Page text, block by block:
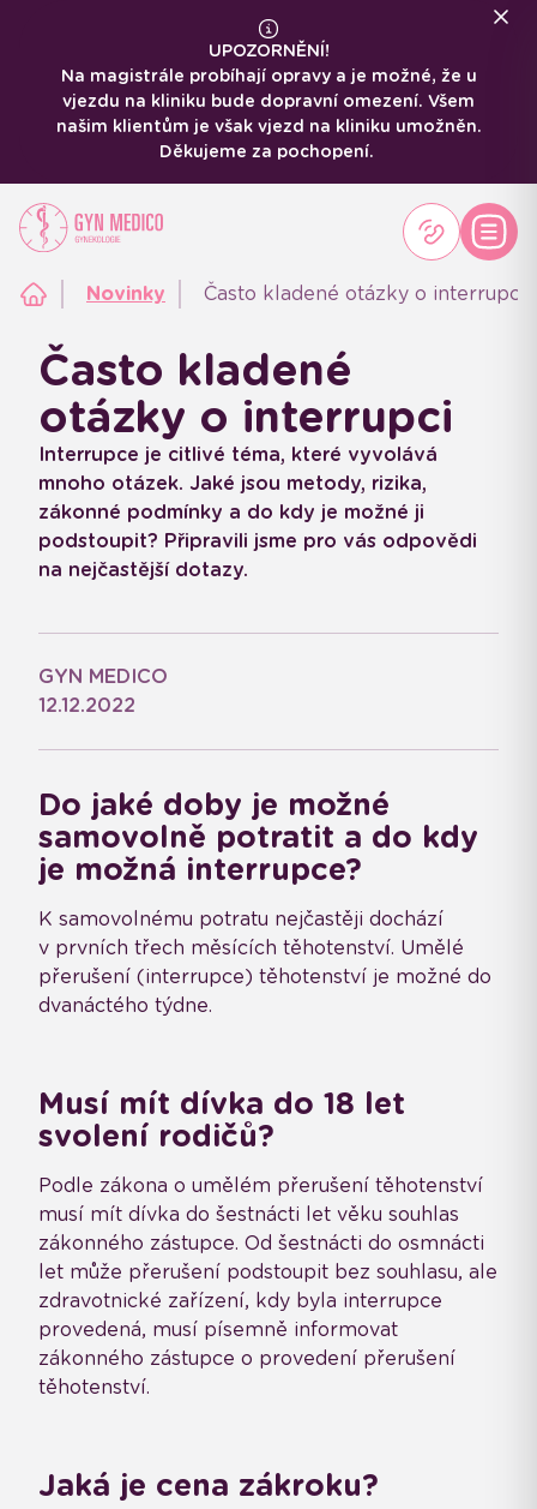
UPOZORNĚNÍ!
Na magistrále probíhají opravy a je možné, že u
vjezdu na kliniku bude dopravní omezení. Všem
našim klientům je však vjezd na kliniku umožněn.
Děkujeme za pochopení.
Novinky Často kladené otázky o interrupci
Často kladené
otázky o interrupci
Interrupce je citlivé téma, které vyvolává
mnoho otázek. Jaké jsou metody, rizika,
zákonné podmínky a do kdy je možné ji
podstoupit? Připravili jsme pro vás odpovědi
na nejčastější dotazy.
GYN MEDICO
12.12.2022
Do jaké doby je možné
samovolně potratit a do kdy
je možná interrupce?
K samovolnému potratu nejčastěji dochází
v prvních třech měsících těhotenství. Umělé
přerušení (interrupce) těhotenství je možné do
dvanáctého týdne.
Musí mít dívka do 18 let
svolení rodičů?
Podle zákona o umělém přerušení těhotenství
musí mít dívka do šestnácti let věku souhlas
zákonného zástupce. Od šestnácti do osmnácti
let může přerušení podstoupit bez souhlasu, ale
zdravotnické zařízení, kdy byla interrupce
provedená, musí písemně informovat
zákonného zástupce o provedení přerušení
těhotenství.
Jaká je cena zákroku?